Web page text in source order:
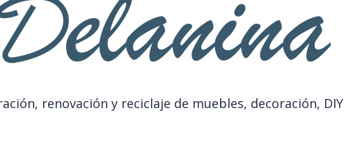
renovación y reciclaje de muebles, decoración, DIY